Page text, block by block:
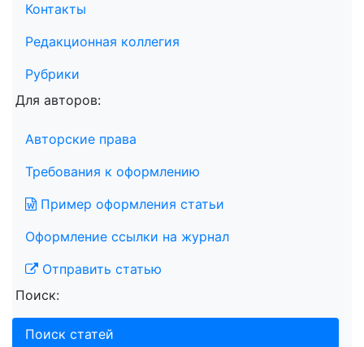
Контакты
Редакционная коллегия
Рубрики
Для авторов:
Авторские права
Требования к оформлению
Пример оформления статьи
Оформление ссылки на журнал
Отправить статью
Поиск:
Поиск статей